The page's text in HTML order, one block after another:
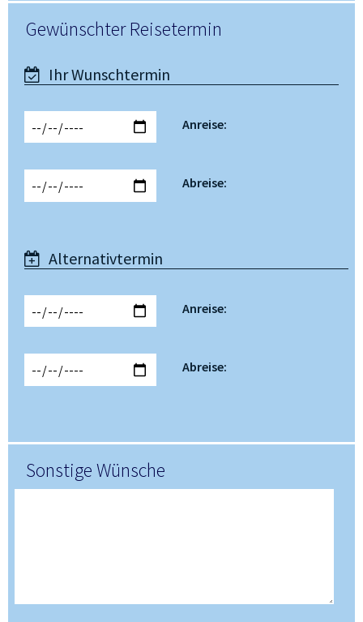
Gewünschter Reisetermin
Ihr Wunschtermin
Anreise:
Abreise:
Alternativtermin
Anreise:
Abreise:
Sonstige Wünsche